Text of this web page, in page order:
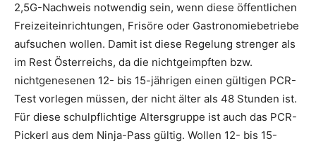
2,5G-Nachweis notwendig sein, wenn diese öffentlichen
Freizeiteinrichtungen, Frisöre oder Gastronomiebetriebe
aufsuchen wollen. Damit ist diese Regelung strenger als
im Rest Österreichs, da die nichtgeimpften bzw.
nichtgenesenen 12- bis 15-jährigen einen gültigen PCR-
Test vorlegen müssen, der nicht älter als 48 Stunden ist.
Für diese schulpflichtige Altersgruppe ist auch das PCR-
Pickerl aus dem Ninja-Pass gültig. Wollen 12- bis 15-